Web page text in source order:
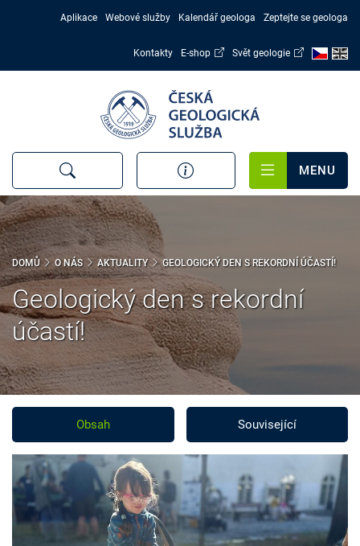
Aplikace Webové služby Kalendář geologa Zeptejte se geologa
Kontakty E-shop Svět geologie
MENU
DOMŮ O NÁS AKTUALITY GEOLOGICKÝ DEN S REKORDNÍ ÚČASTÍ!
Geologický den s rekordní
účastí!
Obsah Související